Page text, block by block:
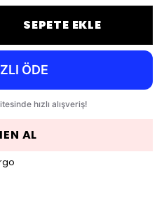
SEPETE EKLE
AL